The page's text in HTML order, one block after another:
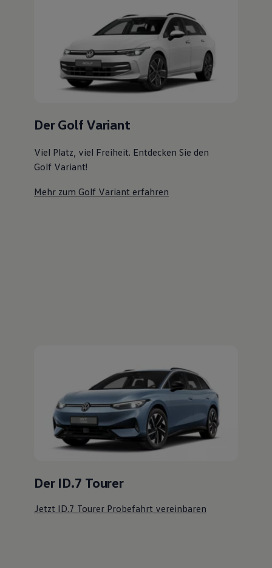
Der ID.7 Tourer
Jetzt ID.7 Tourer Probefahrt vereinbaren
Fahrzeugangebot anfordern
Serviceanfrage stellen
Ihre Ansprechpartnerbei